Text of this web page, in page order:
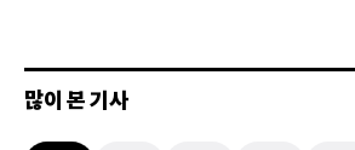
많이 본 기사